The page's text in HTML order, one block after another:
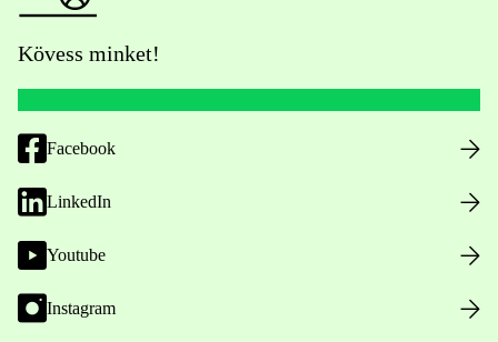
Kövess minket!
Facebook
LinkedIn
Youtube
Instagram